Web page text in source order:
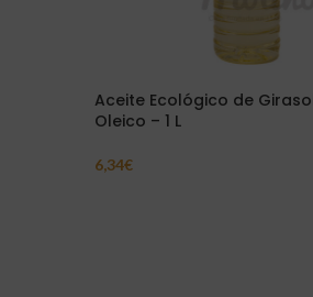
Aceite Ecológico de
Oleico – 1 L
6,34€